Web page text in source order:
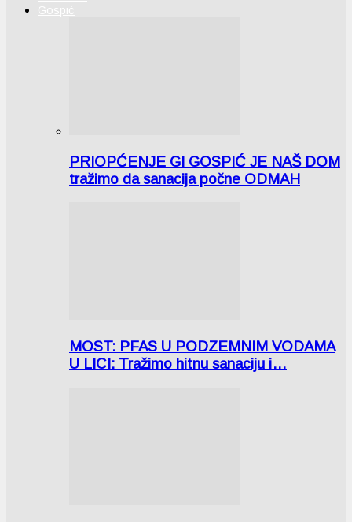
Gospić
PRIOPĆENJE GI GOSPIĆ JE NAŠ DOM
tražimo da sanacija počne ODMAH
MOST: PFAS U PODZEMNIM VODAMA
U LICI: Tražimo hitnu sanaciju i…